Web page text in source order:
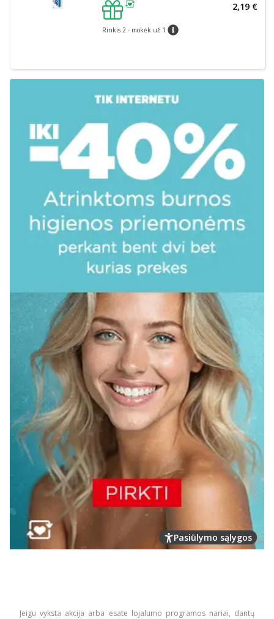
patarimas
Rinkis 2 - mokėk už 1 patarimas
2,19 €
Pasiūlymo sąlygos
Jeigu vyksta akcija arba esate lojalumo programos nariai, dantų